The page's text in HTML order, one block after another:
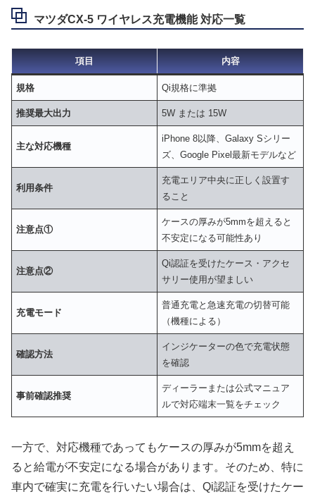
マツダCX-5 ワイヤレス充電機能 対応一覧
項目 内容
規格 Qi規格に準拠
推奨最大出力 5W または 15W
主な対応機種
iPhone 8以降、Galaxy Sシリー
ズ、Google Pixel最新モデルなど
利用条件
充電エリア中央に正しく設置す
ること
注意点①
ケースの厚みが5mmを超えると
不安定になる可能性あり
注意点②
Qi認証を受けたケース・アクセ
サリー使用が望ましい
充電モード
普通充電と急速充電の切替可能
（機種による）
確認方法
インジケーターの色で充電状態
を確認
事前確認推奨
ディーラーまたは公式マニュア
ルで対応端末一覧をチェック
一方で、対応機種であってもケースの厚みが5mmを超え
ると給電が不安定になる場合があります。そのため、特に
車内で確実に充電を行いたい場合は、Qi認証を受けたケー